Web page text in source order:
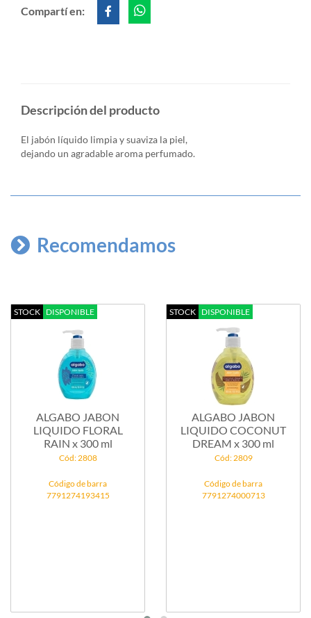
Compartí en:
Descripción del producto
El jabón líquido limpia y suaviza la piel,
dejando un agradable aroma perfumado.
Recomendamos
STOCK DISPONIBLE
ALGABO JABON
LIQUIDO FLORAL
RAIN x 300 ml
Cód: 2808
Código de barra
7791274193415
STOCK DISPONIBLE
ALGABO JABON
LIQUIDO COCONUT
DREAM x 300 ml
Cód: 2809
Código de barra
7791274000713